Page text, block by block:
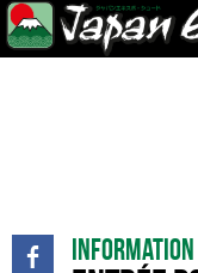
Information